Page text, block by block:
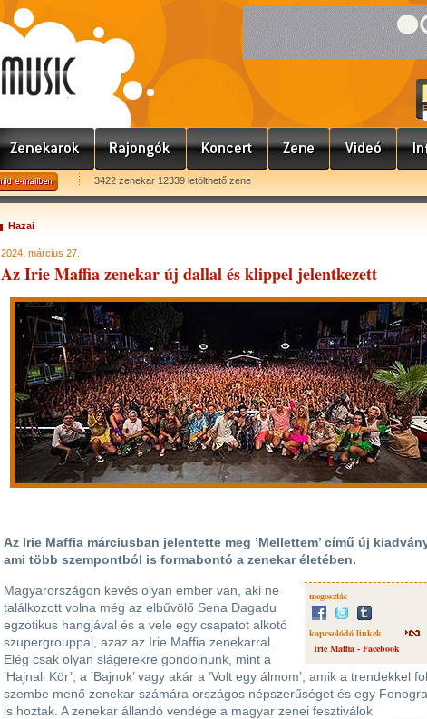
3422 zenekar 12339 letölthető zene
Hazai
2024. március 27.
Az Irie Maffia zenekar új dallal és klippel jelentkezett
Az Irie Maffia márciusban jelentette meg ’Mellettem’ című új
ami több szempontból is formabontó a zenekar életében.
megosztás
kapcsolódó linkek
Irie Maffia - Facebook
Magyarországon kevés olyan ember van, aki ne
találkozott volna még az elbűvölő Sena Dagadu
egzotikus hangjával és a vele egy csapatot alkotó
szupergrouppal, azaz az Irie Maffia zenekarral.
Elég csak olyan slágerekre gondolnunk, mint a
’Hajnali Kör’, a ’Bajnok’ vagy akár a ’Volt egy álmom’, amik a trendekkel
szembe menő zenekar számára országos népszerűséget és egy
is hoztak. A zenekar állandó vendége a magyar zenei fesztiválok